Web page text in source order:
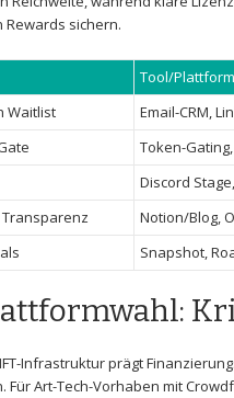
Rewards sichern.
Tool/Plattform
Waitlist
Email-CRM,
Token-Gating,
Discord
Notion/Blog,
Snapshot,
Infrastruktur prägt
Für Art-Tech-Vorhaben mit